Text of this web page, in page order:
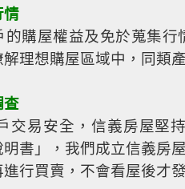
的購屋權益及免於蒐集
理想購屋區域中，同類
交易安全，信義房屋堅
明書」，我們成立信義
行買賣，不會看屋後才